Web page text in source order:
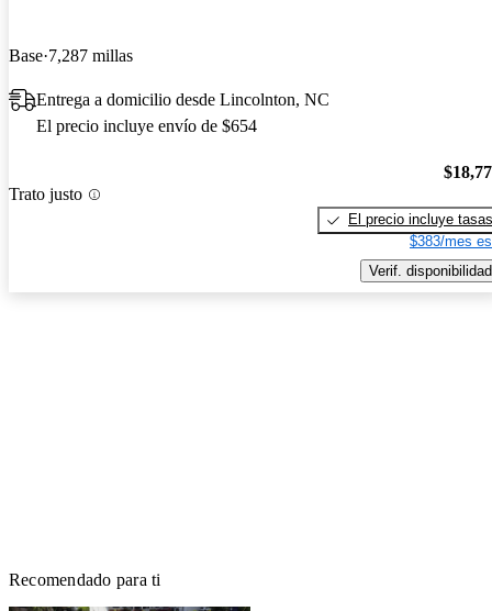
Base 7,287 millas
Entrega a domicilio desde Lincolnton, NC
El precio incluye envío de $654
Trato justo
El precio incluye tasas
$383/mes
Verif. disponibilidad
Recomendado para ti